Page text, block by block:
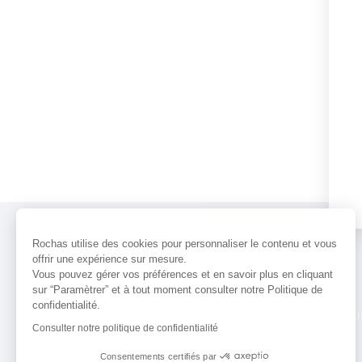
Rochas utilise des cookies pour personnaliser le contenu et vous
offrir une expérience sur mesure.
Vous pouvez gérer vos préférences et en savoir plus en cliquant
sur “Paramètrer” et à tout moment consulter notre Politique de
confidentialité.
Consulter notre politique de confidentialité
Consentements certifiés par